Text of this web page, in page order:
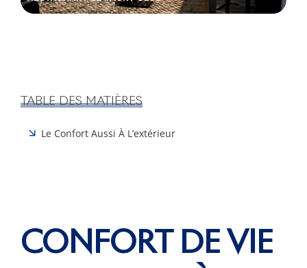
TABLE DES MATIÈRES
Le Confort Aussi À L’extérieur
CONFORT DE VIE